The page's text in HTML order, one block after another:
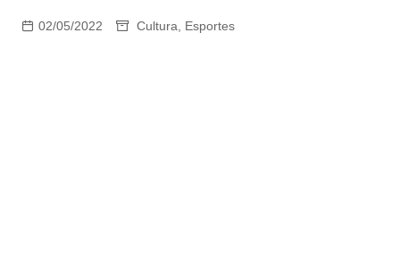
02/05/2022 Cultura Esportes